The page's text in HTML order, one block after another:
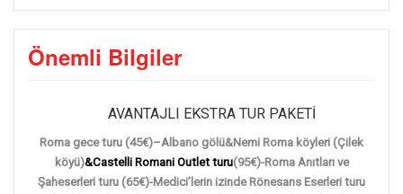
Önemli Bilgiler
AVANTAJLI EKSTRA TUR PAKETİ
Roma gece turu (45€)–Albano gölü&Nemi Roma köyleri (Çilek
köyü)&Castelli Romani Outlet turu(95€)-Roma Anıtları ve
Şaheserleri turu (65€)-Medici’lerin izinde Rönesans Eserleri turu